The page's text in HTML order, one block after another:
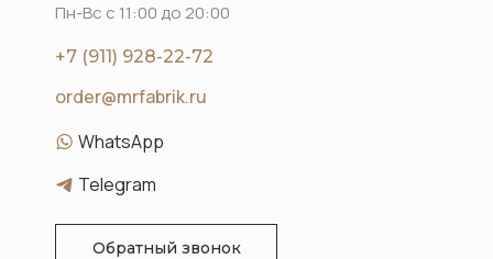
order@mrfabrik.ru
+7 (911) 928-22-72
Пн-Вс с 11:00 до 20:00
WhatsApp
Telegram
Обратный звонок